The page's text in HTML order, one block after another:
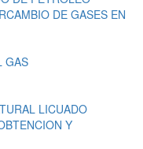
DE GASES EN
GAS
LICUADO
Y